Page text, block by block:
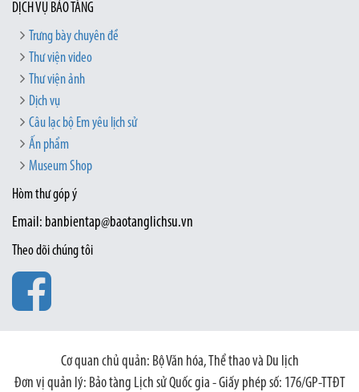
DỊCH VỤ BẢO TÀNG
Trưng bày chuyên đề
Thư viện video
Thư viện ảnh
Dịch vụ
Câu lạc bộ Em yêu lịch sử
Ấn phẩm
Museum Shop
Hòm thư góp ý
Email: banbientap@baotanglichsu.vn
Theo dõi chúng tôi
Cơ quan chủ quản: Bộ Văn hóa, Thể thao và Du lịch
Đơn vị quản lý: Bảo tàng Lịch sử Quốc gia - Giấy phép số: 176/GP-TTĐT